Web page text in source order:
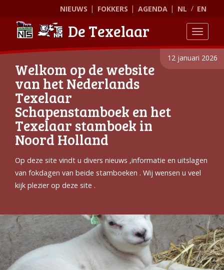
NIEUWS FOKKERS AGENDA NL EN
De Texelaar
12 januari 2026
Welkom op de website
van het Nederlands
Texelaar
Schapenstamboek en het
Texelaar stamboek in
Noord Holland
Op deze site vindt u divers nieuws ,informatie en uitslagen
van fokdagen van beide stamboeken . Wij wensen u veel
kijk plezier op deze site .